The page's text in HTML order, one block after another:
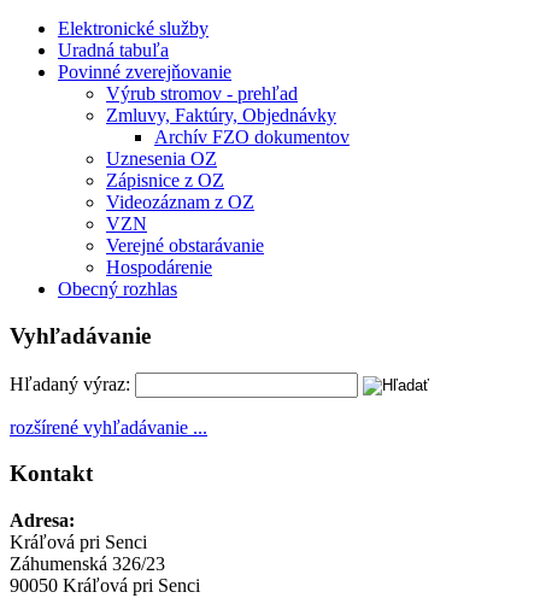
Elektronické služby
Uradná tabuľa
Povinné zverejňovanie
Výrub stromov - prehľad
Zmluvy, Faktúry, Objednávky
Archív FZO dokumentov
Uznesenia OZ
Zápisnice z OZ
Videozáznam z OZ
VZN
Verejné obstarávanie
Hospodárenie
Obecný rozhlas
Vyhľadávanie
Hľadaný výraz:
rozšírené vyhľadávanie ...
Kontakt
Adresa:
Kráľová pri Senci
Záhumenská 326/23
90050 Kráľová pri Senci